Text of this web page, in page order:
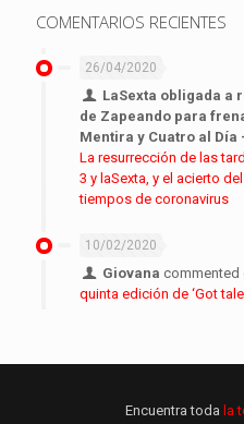
COMENTARIOS RECIENTES
26/04/2020
LaSexta obligada a
de Zapeando para
Mentira y Cuatro al
La resurrección de las
3 y laSexta, y el acierto del
tiempos de coronavirus
10/02/2020
Giovana
quinta edición de ‘Got
Encuentra toda la